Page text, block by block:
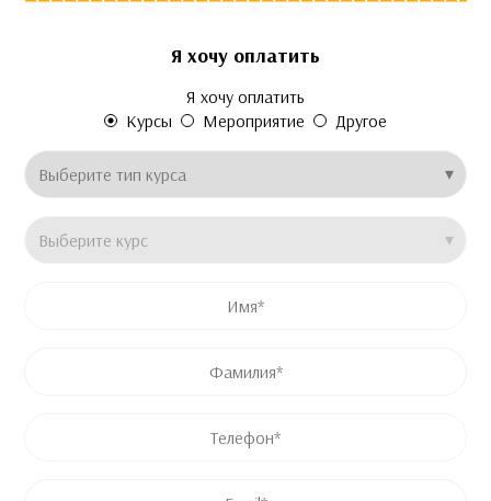
Я хочу оплатить
Я хочу оплатить
Курсы
Мероприятие
Другое
Название продукта